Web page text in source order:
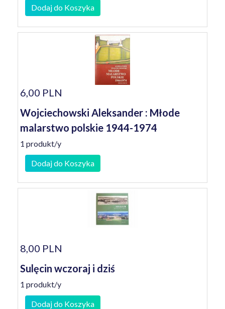
Dodaj do Koszyka
6,00 PLN
Wojciechowski Aleksander : Młode
malarstwo polskie 1944-1974
1 produkt/y
Dodaj do Koszyka
8,00 PLN
Sulęcin wczoraj i dziś
1 produkt/y
Dodaj do Koszyka